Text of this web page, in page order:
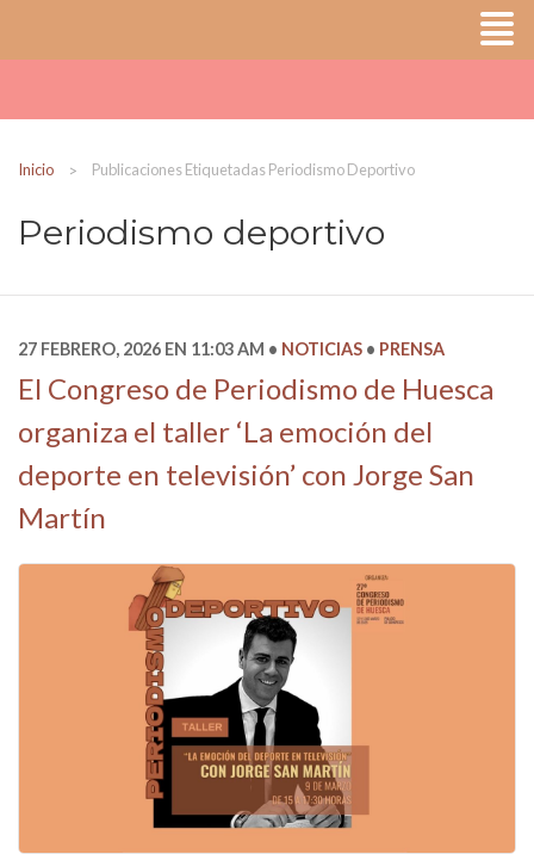
Inicio Publicaciones Etiquetadas Periodismo Deportivo
Periodismo deportivo
27 FEBRERO, 2026 EN 11:03 AM NOTICIAS PRENSA
El Congreso de Periodismo de Huesca
organiza el taller ‘La emoción del
deporte en televisión’ con Jorge San
Martín